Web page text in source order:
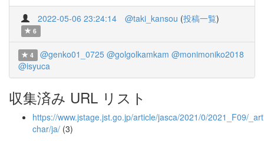
2022-05-06 23:24:14 @taki_kansou (投稿一覧)
6
4 @genko01_0725 @golgolkamkam @monimoniko2018
@isyuca
収集済み URL リスト
https://www.jstage.jst.go.jp/article/jasca/2021/0/2021_F09/
char/ja/ (3)